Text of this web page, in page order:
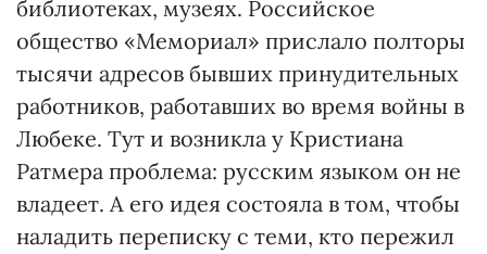
библиотеках, музеях. Российское
общество «Мемориал» прислало полторы
тысячи адресов бывших принудительных
работников, работавших во время войны в
Любеке. Тут и возникла у Кристиана
Ратмера проблема: русским языком он не
владеет. А его идея состояла в том, чтобы
наладить переписку с теми, кто пережил